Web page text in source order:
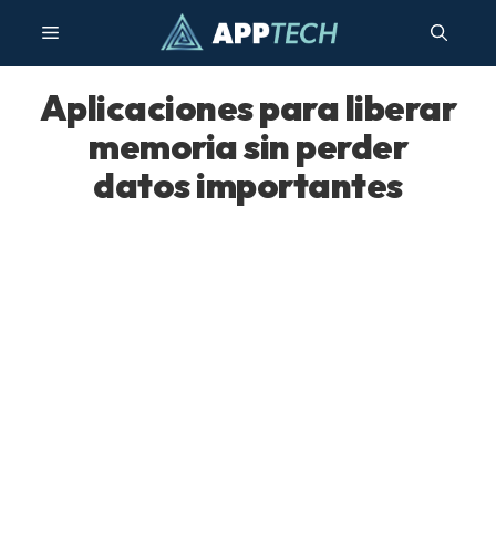
contenido
Menú
Aplicaciones para liberar
memoria sin perder
datos importantes